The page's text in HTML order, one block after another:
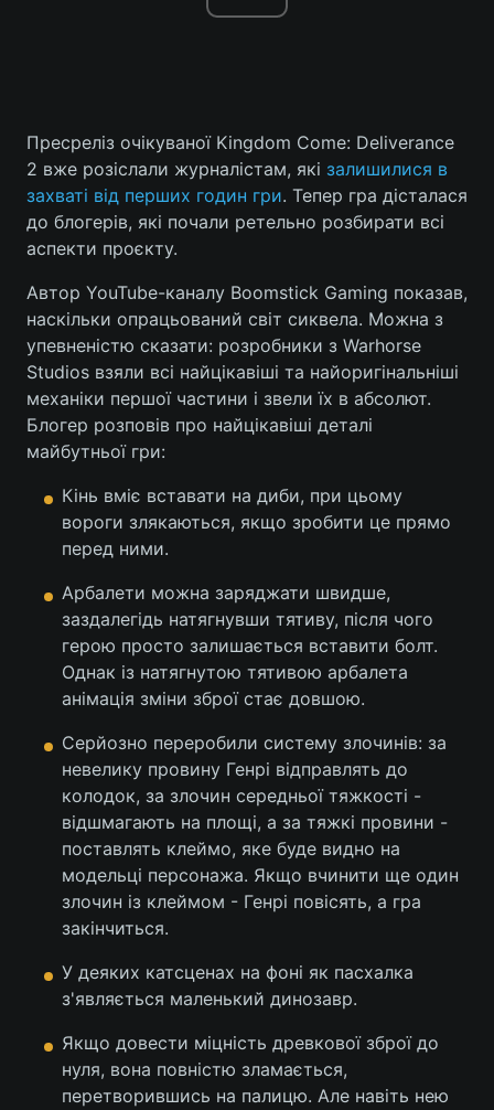
Пресреліз очікуваної Kingdom Come: Deliverance
2 вже розіслали журналістам, які залишилися в
захваті від перших годин гри. Тепер гра дісталася
до блогерів, які почали ретельно розбирати всі
аспекти проєкту.
Автор YouTube-каналу Boomstick Gaming показав,
наскільки опрацьований світ сиквела. Можна з
упевненістю сказати: розробники з Warhorse
Studios взяли всі найцікавіші та найоригінальніші
механіки першої частини і звели їх в абсолют.
Блогер розповів про найцікавіші деталі
майбутньої гри:
Кінь вміє вставати на диби, при цьому
вороги злякаються, якщо зробити це прямо
перед ними.
Арбалети можна заряджати швидше,
заздалегідь натягнувши тятиву, після чого
герою просто залишається вставити болт.
Однак із натягнутою тятивою арбалета
анімація зміни зброї стає довшою.
Серйозно переробили систему злочинів: за
невелику провину Генрі відправлять до
колодок, за злочин середньої тяжкості -
відшмагають на площі, а за тяжкі провини -
поставлять клеймо, яке буде видно на
модельці персонажа. Якщо вчинити ще один
злочин із клеймом - Генрі повісять, а гра
закінчиться.
У деяких катсценах на фоні як пасхалка
з'являється маленький динозавр.
Якщо довести міцність древкової зброї до
нуля, вона повністю зламається,
перетворившись на палицю. Але навіть нею